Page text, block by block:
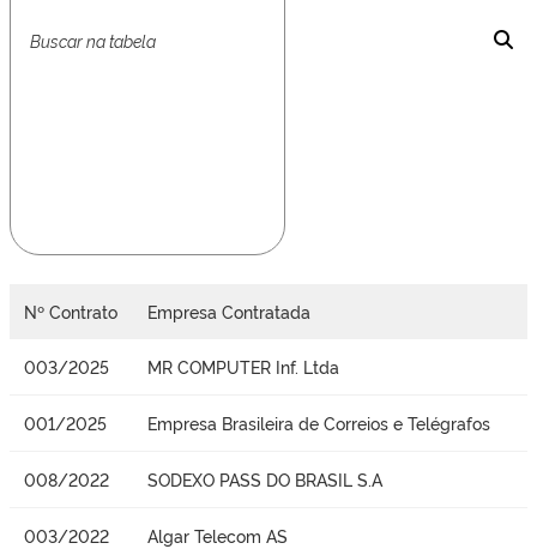
Nº Contrato Empresa Contratada
003/2025 MR COMPUTER Inf. Ltda
001/2025 Empresa Brasileira de Correios e Telégrafos
008/2022 SODEXO PASS DO BRASIL S.A
003/2022 Algar Telecom AS